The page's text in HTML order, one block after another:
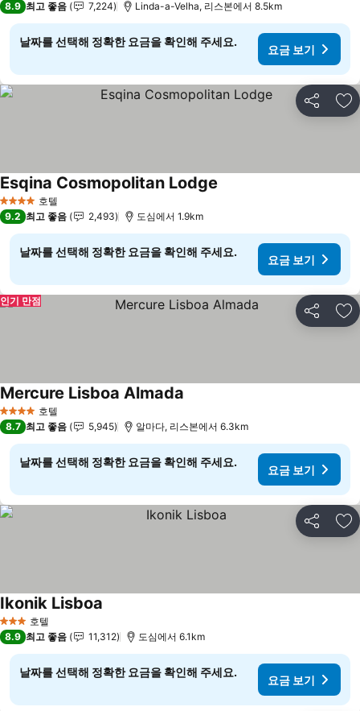
8.9 최고 좋음 7,224 Linda-a-Velha, 리스본에서 8.5km
날짜를 선택해 정확한 요금을 확인해 주세요.
요금 보기
공유 즐
4 성급 호텔
Esqina Cosmopolitan Lodge
9.2 최고 좋음 2,493 도심에서 1.9km
날짜를 선택해 정확한 요금을 확인해 주세요.
요금 보기
공유 즐
인기 만점
4 성급 호텔
Mercure Lisboa Almada
8.7 최고 좋음 5,945 알마다, 리스본에서 6.3km
날짜를 선택해 정확한 요금을 확인해 주세요.
요금 보기
공유 즐
3 성급 호텔
Ikonik Lisboa
8.9 최고 좋음 11,312 도심에서 6.1km
날짜를 선택해 정확한 요금을 확인해 주세요.
요금 보기